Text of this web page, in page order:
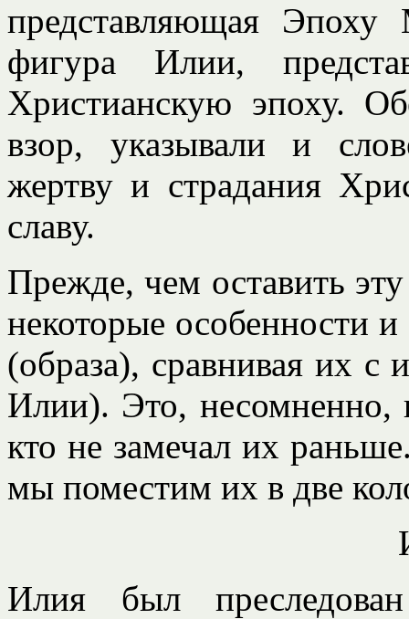
представляющая
фигура Илии,
Христианскую эпоху.
взор, указывали и
жертву и страдания
славу.
Прежде, чем оставить
некоторые особенности
(образа), сравнивая их с
Илии). Это, несомненно,
кто не замечал их
мы поместим их в две
Илия был